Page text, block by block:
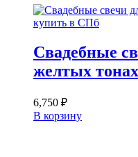
Свадебные
желтых тонах
6,750 ₽
В корзину